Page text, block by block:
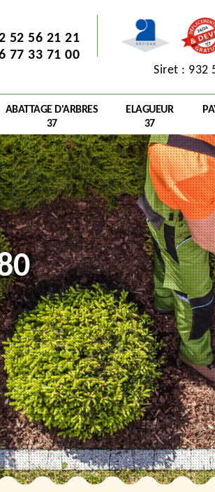
52 56 21 21
77 33 71 00
Siret : 932
ABATTAGE D'ARBRES
37
ELAGUEUR
37